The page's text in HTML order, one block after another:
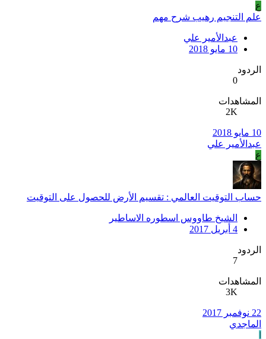
ع
علم التنجيم رهيب شرح مهم
عبدالأمير علي
10 مايو 2018
الردود
0
المشاهدات
2K
10 مايو 2018
عبدالأمير علي
ع
حساب التوقيت العالمي : تقسيم الأرض للحصول على التوقيت
الشيخ طاووس اسطوره الاساطير
4 أبريل 2017
الردود
7
المشاهدات
3K
22 نوفمبر 2017
الماجدي